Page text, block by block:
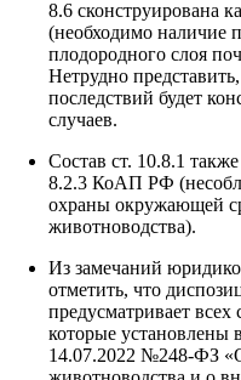
8.6 сконструирована
(необходимо наличие
плодородного слоя
Нетрудно
последствий будет
случаев.
Состав ст. 10.8.1
8.2.3 КоАП РФ
охраны окружающей
животноводства).
Из замечаний
отметить, что
предусматривает
которые установлены
14.07.2022 №248-ФЗ